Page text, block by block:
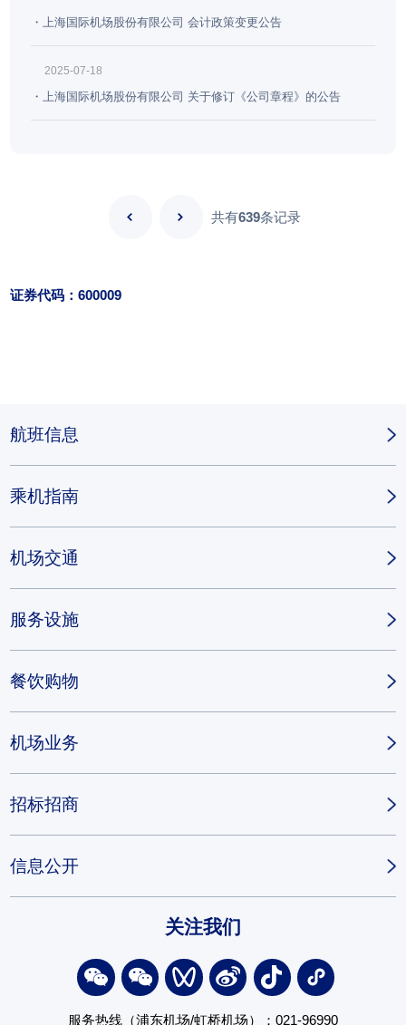
上海国际机场股份有限公司 会计政策变更公告
2025-07-18
上海国际机场股份有限公司 关于修订《公司章程》的公告
共有639条记录
证券代码：600009
航班信息
乘机指南
机场交通
服务设施
餐饮购物
机场业务
招标招商
信息公开
关注我们
服务热线（浦东机场/虹桥机场）：021-96990